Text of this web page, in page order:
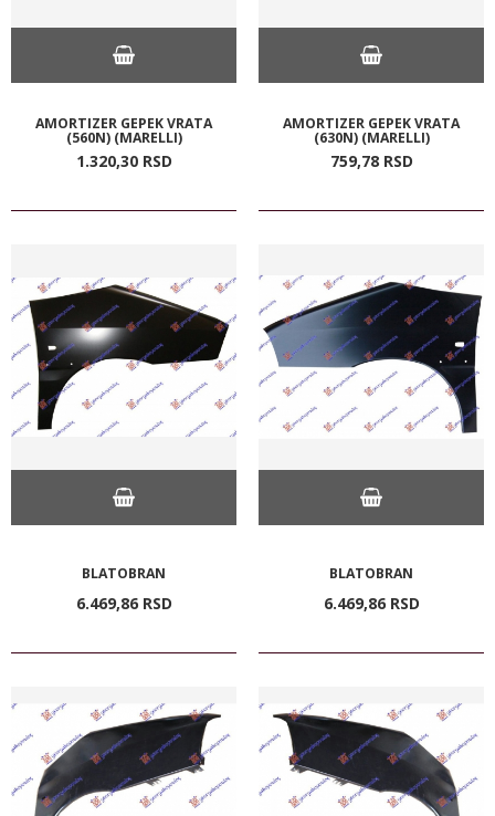
AMORTIZER GEPEK VRATA
(560N) (MARELLI)
1.320,30 RSD
AMORTIZER GEPEK VRATA
(630N) (MARELLI)
759,78 RSD
BLATOBRAN
6.469,86 RSD
BLATOBRAN
6.469,86 RSD